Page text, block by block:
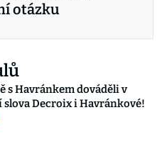
otázku
s Havránkem dováděli v
slova Decroix i Havránkové!